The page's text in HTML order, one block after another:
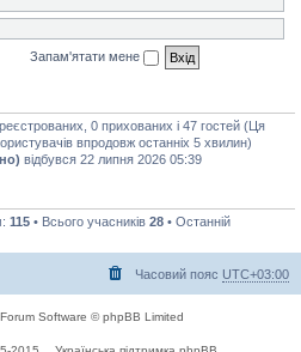
Запам'ятати мене
0 прихованих і 47 гостей (Ця
впродовж останніх 5 хвилин)
відбувся 22 липня 2026 05:39
115 • Всього учасників 28 • Останній
Часовий пояс UTC+03:00
Software © phpBB Limited